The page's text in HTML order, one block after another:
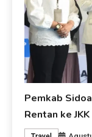
Pemkab
Rentan ke